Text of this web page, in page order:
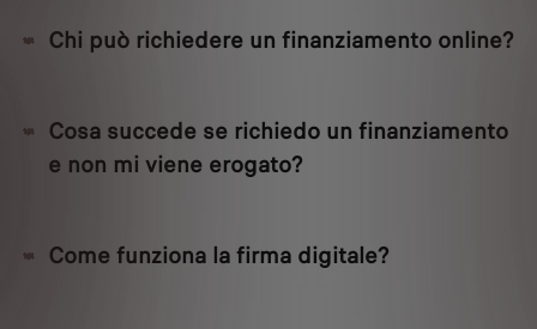
Chi può richiedere un finanziamento online?
Cosa succede se richiedo un finanziamento
e non mi viene erogato?
Come funziona la firma digitale?